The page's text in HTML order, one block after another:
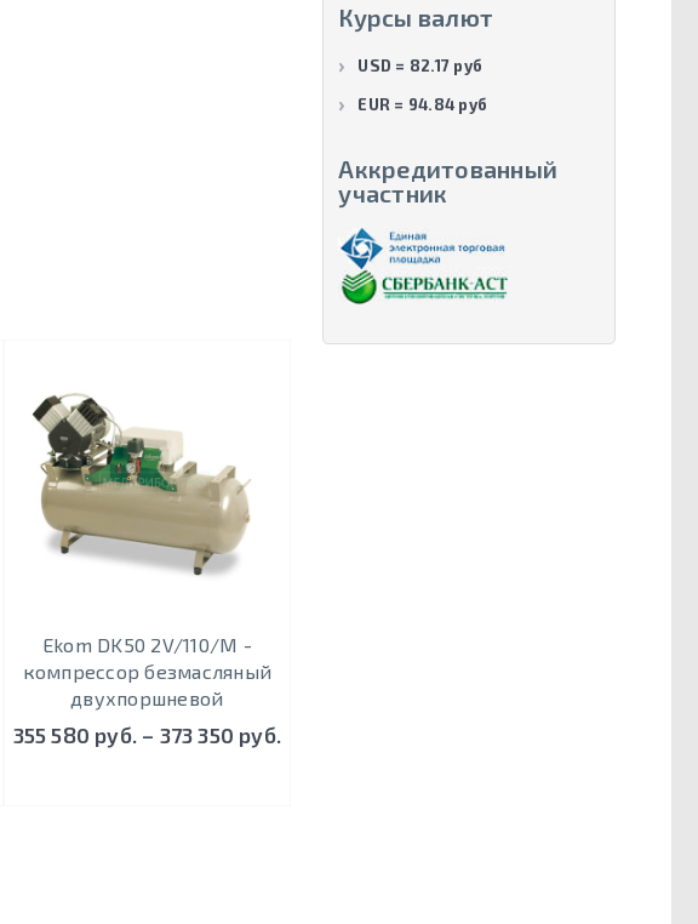
Ekom DK50 2V/110/M -
кoмпрeccoр безмасляный
двухпоршневой
355 580 руб. – 373 350 руб.
Курсы валют
USD = 82.17 руб
EUR = 94.84 руб
Аккредитованный
участник